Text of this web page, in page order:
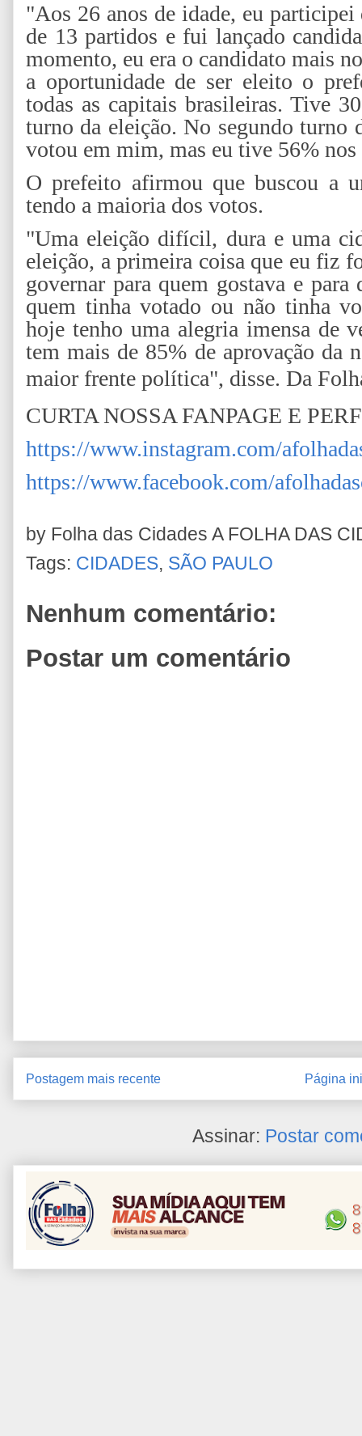
"Aos 26 anos de idade, eu
de 13 partidos e fui lançado
momento, eu era o candidato mais
a oportunidade de ser eleito o
todas as capitais brasileiras. Tive
turno da eleição. No segundo turno
votou em mim, mas eu tive 56%
O prefeito afirmou que buscou a
tendo a maioria dos votos.
"Uma eleição difícil, dura e uma
eleição, a primeira coisa que eu fiz
governar para quem gostava e
quem tinha votado ou não tinha
hoje tenho uma alegria imensa de
tem mais de 85% de aprovação da
maior frente política", disse. Da
CURTA NOSSA FANPAGE E
https://www.instagram.com/
https://www.facebook.com/
by Folha das Cidades A FOLHA DAS
Tags: CIDADES, SÃO PAULO
Nenhum comentário:
Postar um comentário
Postagem mais recente Página
Assinar: Postar